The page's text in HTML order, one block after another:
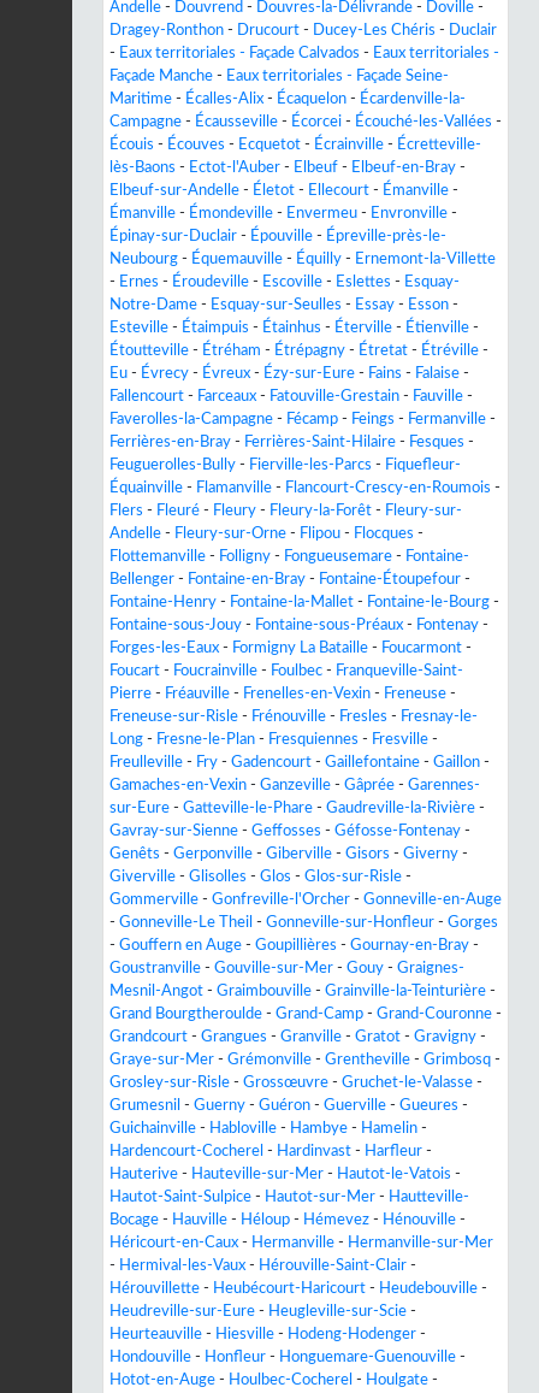
Andelle - Douvrend - Douvres-la-Délivrande - Doville -
Dragey-Ronthon - Drucourt - Ducey-Les Chéris -
Duclair
- Eaux territoriales - Façade Calvados - Eaux territoriales -
Façade Manche - Eaux territoriales - Façade Seine-
Maritime - Écalles-Alix - Écaquelon - Écardenville-la-
Campagne - Écausseville - Écorcei - Écouché-les-Vallées -
Écouis - Écouves - Ecquetot - Écrainville - Écretteville-
lès-Baons - Ectot-l'Auber - Elbeuf - Elbeuf-en-Bray -
Elbeuf-sur-Andelle - Életot - Ellecourt - Émanville -
Émanville - Émondeville - Envermeu - Envronville -
Épinay-sur-Duclair - Épouville - Épreville-près-le-
Neubourg - Équemauville - Équilly - Ernemont-la-Villette
- Ernes - Éroudeville - Escoville - Eslettes - Esquay-
Notre-Dame - Esquay-sur-Seulles - Essay - Esson -
Esteville - Étaimpuis - Étainhus - Éterville - Étienville -
Étoutteville - Étréham - Étrépagny - Étretat - Étréville -
Eu - Évrecy - Évreux - Ézy-sur-Eure - Fains - Falaise -
Fallencourt - Farceaux - Fatouville-Grestain - Fauville -
Faverolles-la-Campagne - Fécamp - Feings - Fermanville -
Ferrières-en-Bray - Ferrières-Saint-Hilaire - Fesques -
Feuguerolles-Bully - Fierville-les-Parcs - Fiquefleur-
Équainville - Flamanville - Flancourt-Crescy-en-Roumois -
Flers - Fleuré - Fleury - Fleury-la-Forêt - Fleury-sur-
Andelle - Fleury-sur-Orne - Flipou - Flocques -
Flottemanville - Folligny - Fongueusemare - Fontaine-
Bellenger - Fontaine-en-Bray - Fontaine-Étoupefour -
Fontaine-Henry - Fontaine-la-Mallet - Fontaine-le-Bourg -
Fontaine-sous-Jouy - Fontaine-sous-Préaux - Fontenay -
Forges-les-Eaux - Formigny La Bataille - Foucarmont -
Foucart - Foucrainville - Foulbec - Franqueville-Saint-
Pierre - Fréauville - Frenelles-en-Vexin - Freneuse -
Freneuse-sur-Risle - Frénouville - Fresles - Fresnay-le-
Long - Fresne-le-Plan - Fresquiennes - Fresville -
Freulleville - Fry - Gadencourt - Gaillefontaine - Gaillon -
Gamaches-en-Vexin - Ganzeville - Gâprée - Garennes-
sur-Eure - Gatteville-le-Phare - Gaudreville-la-Rivière -
Gavray-sur-Sienne - Geffosses - Géfosse-Fontenay -
Genêts - Gerponville - Giberville - Gisors - Giverny -
Giverville - Glisolles - Glos - Glos-sur-Risle -
Gommerville - Gonfreville-l'Orcher - Gonneville-en-Auge
- Gonneville-Le Theil - Gonneville-sur-Honfleur - Gorges
- Gouffern en Auge - Goupillières - Gournay-en-Bray -
Goustranville - Gouville-sur-Mer - Gouy - Graignes-
Mesnil-Angot - Graimbouville - Grainville-la-Teinturière -
Grand Bourgtheroulde - Grand-Camp - Grand-Couronne -
Grandcourt - Grangues - Granville - Gratot - Gravigny -
Graye-sur-Mer - Grémonville - Grentheville - Grimbosq -
Grosley-sur-Risle - Grossœuvre - Gruchet-le-Valasse -
Grumesnil - Guerny - Guéron - Guerville - Gueures -
Guichainville - Habloville - Hambye - Hamelin -
Hardencourt-Cocherel - Hardinvast - Harfleur -
Hauterive - Hauteville-sur-Mer - Hautot-le-Vatois -
Hautot-Saint-Sulpice - Hautot-sur-Mer - Hautteville-
Bocage - Hauville - Héloup - Hémevez - Hénouville -
Héricourt-en-Caux - Hermanville - Hermanville-sur-Mer
- Hermival-les-Vaux - Hérouville-Saint-Clair -
Hérouvillette - Heubécourt-Haricourt - Heudebouville -
Heudreville-sur-Eure - Heugleville-sur-Scie -
Heurteauville - Hiesville - Hodeng-Hodenger -
Hondouville - Honfleur - Honguemare-Guenouville -
Hotot-en-Auge - Houlbec-Cocherel - Houlgate -